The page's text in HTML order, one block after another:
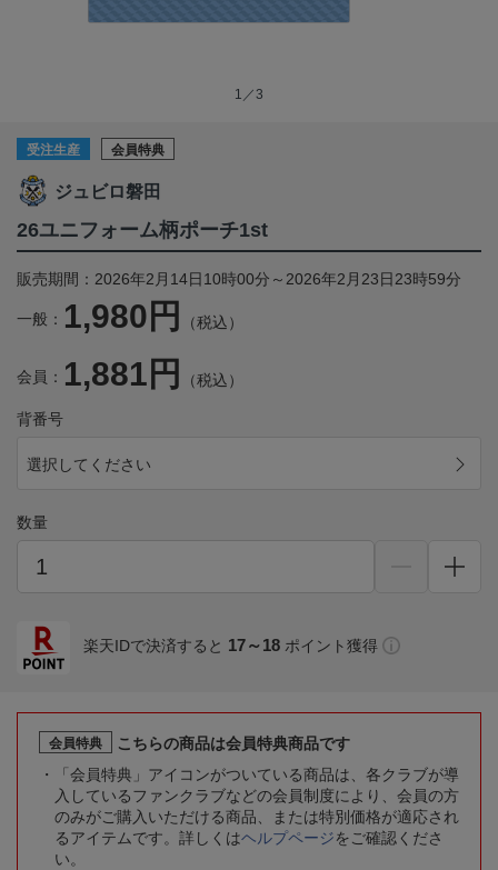
1／3
受注生産 会員特典
ジュビロ磐田
26ユニフォーム柄ポーチ1st
販売期間：2026年2月14日10時00分～2026年2月23日23時59分
一般： 1,980円 （税込）
会員： 1,881円 （税込）
背番号
選択してください
数量
楽天IDで決済すると 17～18 ポイント獲得
会員特典
こちらの商品は会員特典商品です
「会員特典」アイコンがついている商品は、各クラブが導
入しているファンクラブなどの会員制度により、会員の方
のみがご購入いただける商品、または特別価格が適応され
るアイテムです。詳しくはヘルプページをご確認くださ
い。